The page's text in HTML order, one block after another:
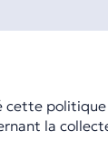
cette
la